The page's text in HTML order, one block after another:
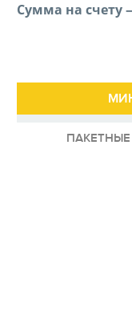
Сумма на счету
ПАКЕТНЫЕ